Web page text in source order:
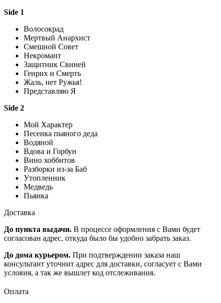
Side 1
Волосокрад
Мертвый Анархист
Смешной Совет
Некромант
Защитник Свиней
Генрих и Смерть
Жаль, нет Ружья!
Представляю Я
Side 2
Мой Характер
Песенка пьяного деда
Водяной
Вдова и Горбун
Вино хоббитов
Разборки из-за Баб
Утопленник
Медведь
Пьянка
Доставка
До пункта выдачи. В процессе оформления с Вами будет
согласован адрес, откуда было бы удобно забрать заказ.
До дома курьером. При подтверждении заказа наш
консультант уточнит адрес для доставки, согласует с Вами
условия, а так же вышлет код отслеживания.
Оплата